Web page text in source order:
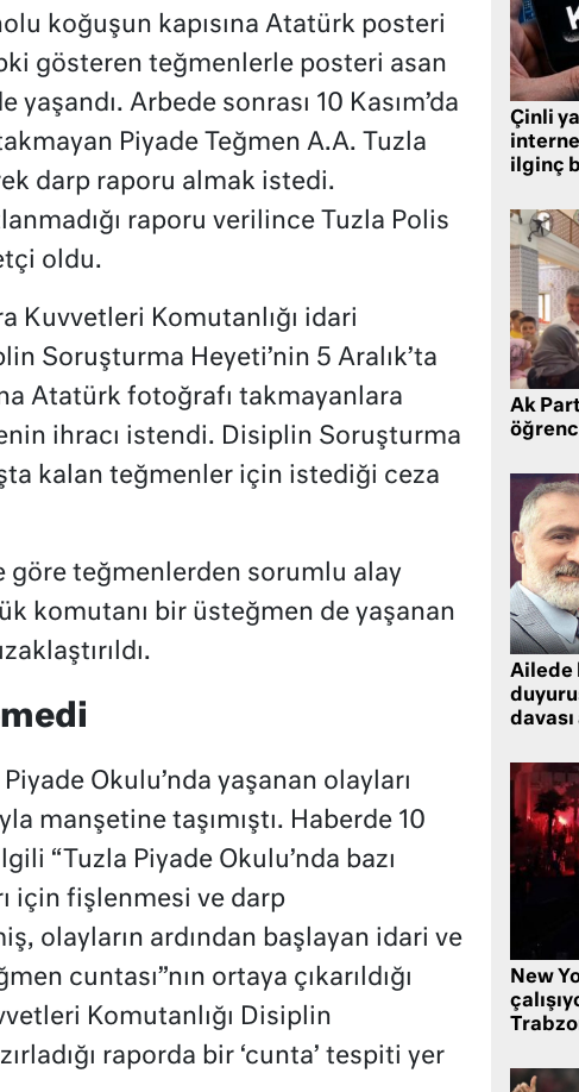
koğuşun kapısına Atatürk posteri
gösteren teğmenlerle posteri asan
Arbede sonrası 10 Kasım’da
Piyade Teğmen A.A. Tuzla
darp raporu almak istedi.
raporu verilince Tuzla Polis
oldu.
Kuvvetleri Komutanlığı idari
Soruşturma Heyeti’nin 5 Aralık’ta
Atatürk fotoğrafı takmayanlara
ihracı istendi. Disiplin Soruşturma
kalan teğmenler için istediği ceza
göre teğmenlerden sorumlu alay
komutanı bir üsteğmen de yaşanan
Okulu’nda yaşanan olayları
manşetine taşımıştı. Haberde 10
“Tuzla Piyade Okulu’nda bazı
için fişlenmesi ve darp
olayların ardından başlayan idari ve
cuntası”nın ortaya çıkarıldığı
Komutanlığı Disiplin
raporda bir ‘cunta’ tespiti yer
Çinli
ilginç
Ak
Ailede
davası
New